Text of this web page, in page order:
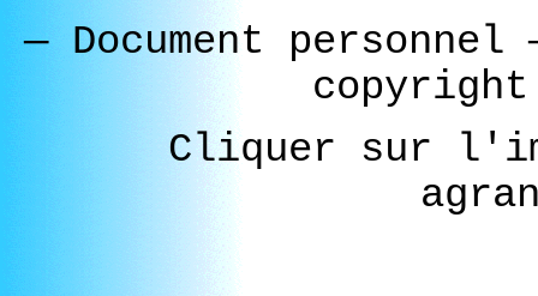
—Document personnel
copyright
Cliquer sur